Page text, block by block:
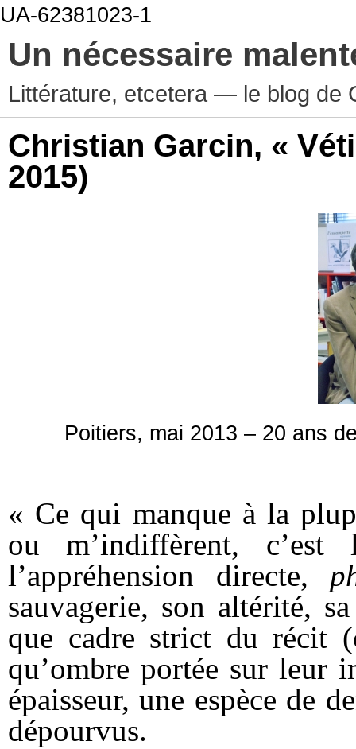
UA-62381023-1
Un nécessaire
Littérature, etcetera — le blog de
Christian Garcin, «
2015)
Poitiers, mai 2013 – 20 ans
« Ce qui manque à la
ou m’indiffèrent,
l’appréhension directe,
sauvagerie, son altérité,
que cadre strict du récit
qu’ombre portée sur leur
épaisseur, une espèce de
dépourvus.